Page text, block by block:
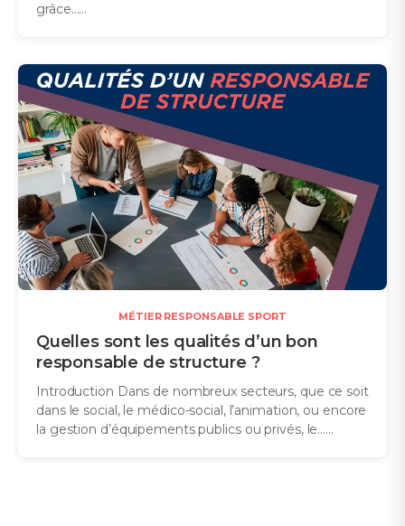
grâce…...
MÉTIER RESPONSABLE SPORT
Quelles sont les qualités d’un bon
responsable de structure ?
Introduction Dans de nombreux secteurs, que ce soit
dans le social, le médico-social, l’animation, ou encore
la gestion d’équipements publics ou privés, le…...